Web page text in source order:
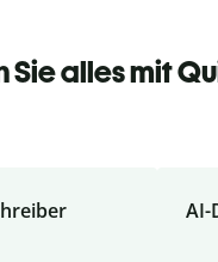
Sie alles mit
AI-